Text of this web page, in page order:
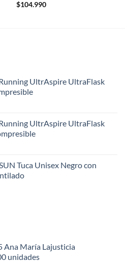
$104.990
UltrAspire UltraFlask
UltrAspire UltraFlask
Tuca Unisex Negro con
Ana María Lajusticia
unidades